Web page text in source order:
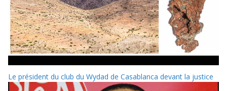
Le président du club du Wydad de Casablanca devant la justice